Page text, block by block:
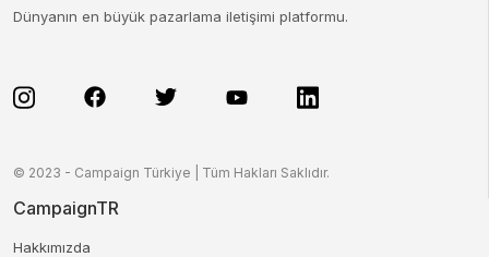
Dünyanın en büyük pazarlama iletişimi platformu.
© 2023 - Campaign Türkiye | Tüm Hakları Saklıdır.
CampaignTR
Hakkımızda